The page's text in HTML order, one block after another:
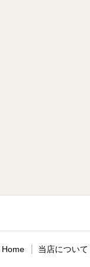
Home 当店について